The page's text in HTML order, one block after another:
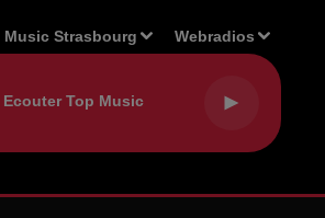
Music Strasbourg Webradios